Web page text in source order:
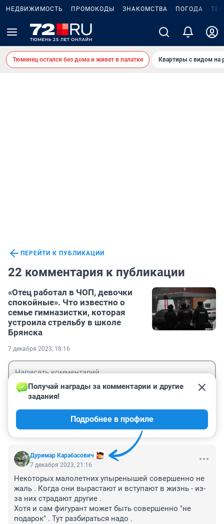
НЕДВИЖИМОСТЬ ПРОМОКОДЫ ЗНАКОМСТВА ПОГОДА
Тюменец остался без дома и живет в палатке Квартиры с видом на
ПЕРЕЙТИ К ПУБЛИКАЦИИ
22 комментария к публикации
«Отец работал в ЧОП, девочки
спокойные». Что известно о
семье гимназистки, которая
устроила стрельбу в школе
Брянска
7 декабря 2023, 18:16
Дуримар Карабасович
Получай награды за комментарии и другие
задания!
Подробнее в профиле
7 декабря 2023, 21:16
Некоторых малолетних упыренышей совершенно не
жаль . Когда они вырастают и вступают в жизнь - из-
за них страдают другие .
Хотя и сам фигурант может быть совершенно "не
подарок" . Тут разбираться надо .